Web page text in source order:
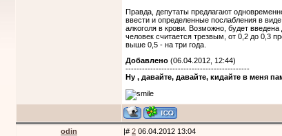
Правда, депутаты предлагают
ввести и определенные послабления в
алкоголя в крови. Возможно, будет
человек считается трезвым, от 0,2 до 0,3
выше 0,5 - на три года.
Добавлено (06.04.2012, 12:44)
---------------------------------------------
Ну , давайте, давайте, кидайте в меня
odin |# 2 06.04.2012 13:04